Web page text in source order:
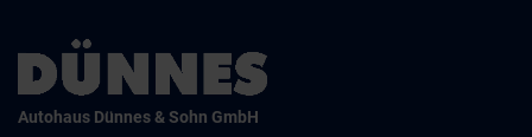
Autohaus Dünnes & Sohn GmbH